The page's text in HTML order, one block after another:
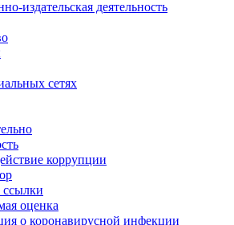
издательская деятельность
сетях
коррупции
оценка
о коронавирусной инфекции